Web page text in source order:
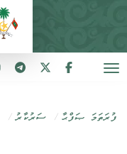
ފުރަތަމަ ޞަފްޙާ ސަރުކާރު